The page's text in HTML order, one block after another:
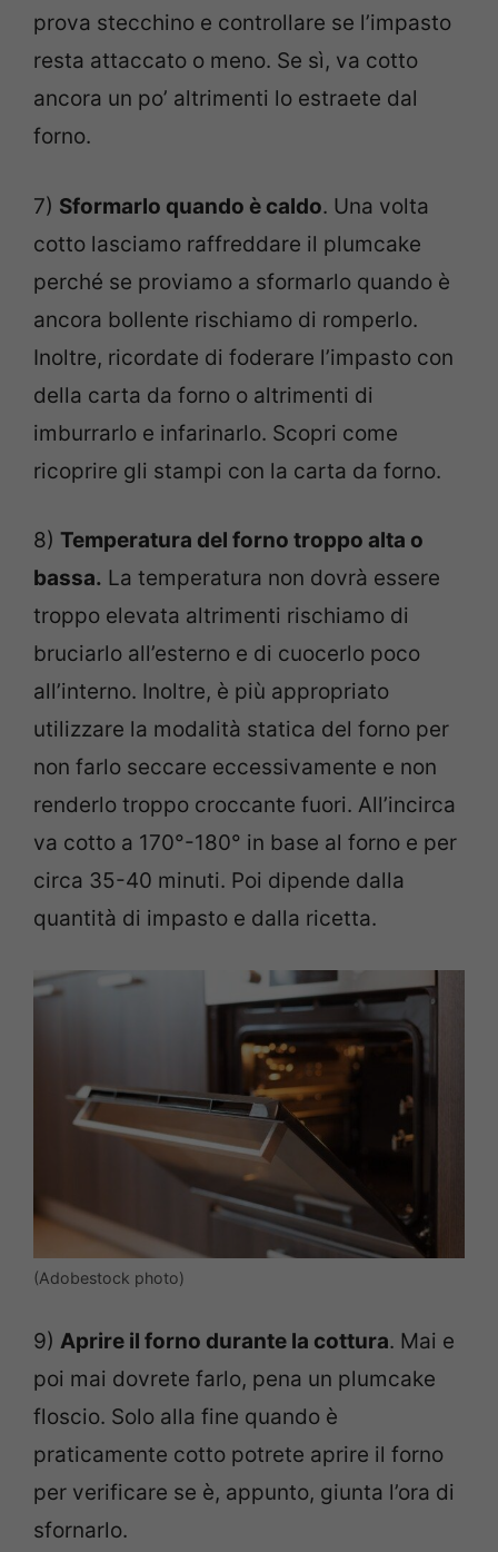
prova stecchino e controllare se l’impasto
resta attaccato o meno. Se sì, va cotto
ancora un po’ altrimenti lo estraete dal
forno.
7) Sformarlo quando è caldo. Una volta
cotto lasciamo raffreddare il plumcake
perché se proviamo a sformarlo quando è
ancora bollente rischiamo di romperlo.
Inoltre, ricordate di foderare l’impasto con
della carta da forno o altrimenti di
imburrarlo e infarinarlo. Scopri come
ricoprire gli stampi con la carta da forno.
8) Temperatura del forno troppo alta o
bassa. La temperatura non dovrà essere
troppo elevata altrimenti rischiamo di
bruciarlo all’esterno e di cuocerlo poco
all’interno. Inoltre, è più appropriato
utilizzare la modalità statica del forno per
non farlo seccare eccessivamente e non
renderlo troppo croccante fuori. All’incirca
va cotto a 170°-180° in base al forno e per
circa 35-40 minuti. Poi dipende dalla
quantità di impasto e dalla ricetta.
(Adobestock photo)
9) Aprire il forno durante la cottura. Mai e
poi mai dovrete farlo, pena un plumcake
floscio. Solo alla fine quando è
praticamente cotto potrete aprire il forno
per verificare se è, appunto, giunta l’ora di
sfornarlo.